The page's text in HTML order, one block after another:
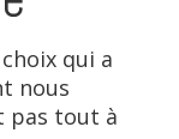
qui a
nous
pas tout à